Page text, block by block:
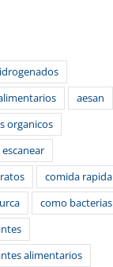
aesan
organicos
comida rapida
como bacterias
alimentarios